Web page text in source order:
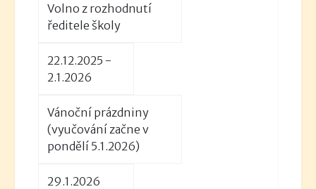
Volno z rozhodnutí
ředitele školy
22.12.2025 -
2.1.2026
Vánoční prázdniny
(vyučování začne v
pondělí 5.1.2026)
29.1.2026